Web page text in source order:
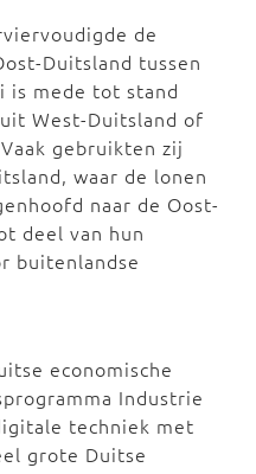
de
Duitsland tussen
is mede tot stand
West-Duitsland of
gebruikten zij
waar de lonen
naar de Oost-
deel van hun
buitenlandse
economische
Industrie
techniek met
grote Duitse